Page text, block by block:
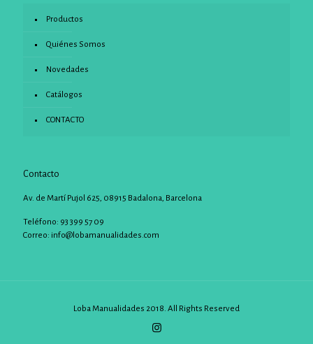
Productos
Quiénes Somos
Novedades
Catálogos
CONTACTO
Contacto
Av. de Martí Pujol 625, 08915 Badalona, Barcelona
Teléfono: 93 399 57 09
Correo: info@lobamanualidades.com
Loba Manualidades 2018. All Rights Reserved